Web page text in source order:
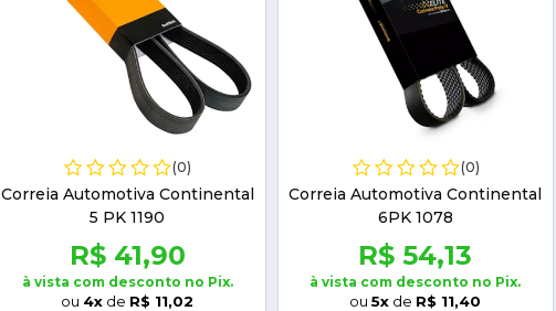
(0)
Correia Automotiva Continental
5 PK 1190
R$ 41,90
à vista com desconto no Pix.
ou 4x de R$ 11,02
(0)
Correia Automotiva Continental
6PK 1078
R$ 54,13
à vista com desconto no Pix.
ou5x de R$ 11,40